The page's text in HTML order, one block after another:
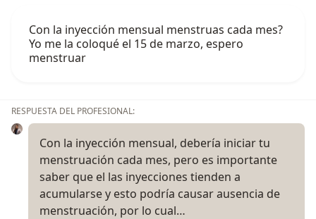
Con la inyección mensual menstruas cada mes?
Yo me la coloqué el 15 de marzo, espero
menstruar
RESPUESTA DEL PROFESIONAL:
Con la inyección mensual, debería iniciar tu
menstruación cada mes, pero es importante
saber que el las inyecciones tienden a
acumularse y esto podría causar ausencia de
menstruación, por lo cual…